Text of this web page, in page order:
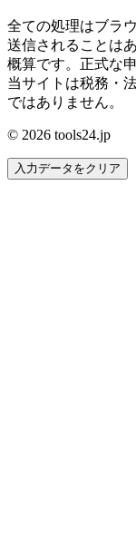
全ての処理はブラ
送信されることは
概算です。正式な
当サイトは税務・
ではありません。
© 2026 tools24.jp
入力データをクリア